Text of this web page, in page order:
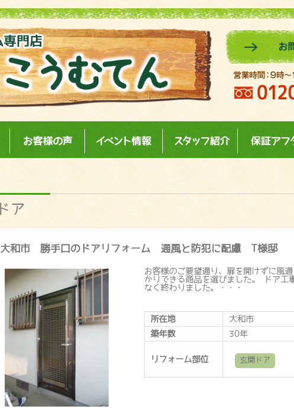
ア
大和市 勝手口のドアリフォーム 通風と防犯に配慮 T様邸
お客様のご要望通り、扉を開けずに風
かりできる商品を選びました。 ドア工
なく終わりました。・・・
所在地
大和市
築年数
30年
リフォーム部位 玄関ドア